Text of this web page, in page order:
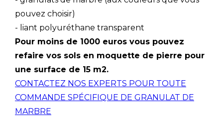
pouvez choisir)
- liant polyuréthane transparent
Pour moins de 1000 euros vous pouvez
refaire vos sols en moquette de pierre pour
une surface de 15 m2.
CONTACTEZ NOS EXPERTS POUR TOUTE
COMMANDE SPÉCIFIQUE DE GRANULAT DE
MARBRE